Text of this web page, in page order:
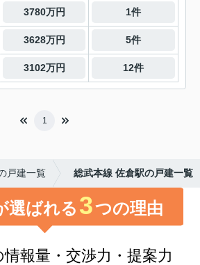
3780万円 1件
3628万円 5件
3102万円 12件
1
戸建一覧 総武本線 佐倉駅の戸建一覧
選ばれる 3つの理由
報量・交渉⼒・提案⼒